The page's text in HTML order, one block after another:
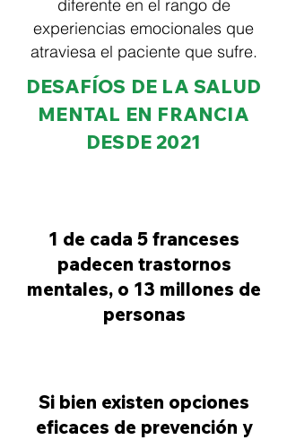
diferente en el rango de
experiencias emocionales que
atraviesa el paciente que sufre.
DESAFÍOS DE LA SALUD
MENTAL EN FRANCIA
DESDE 2021
1 de cada 5 franceses
padecen trastornos
mentales, o 13 millones de
personas
Si bien existen opciones
eficaces de prevención y